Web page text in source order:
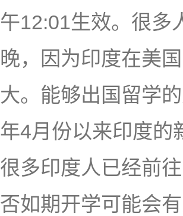
午12:01生效。很多
晚，因为印度在美
大。能够出国留学
年4月份以来印度的
很多印度人已经前
否如期开学可能会